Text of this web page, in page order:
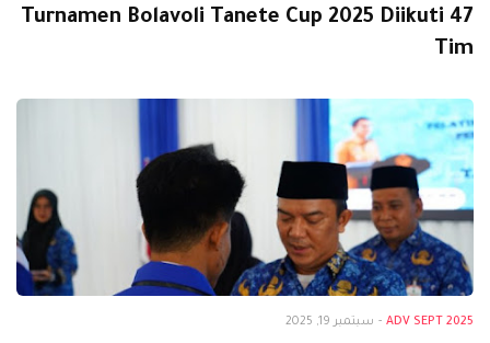
Turnamen Bolavoli Tanete Cup 2025 Diikuti 47
Tim
ADV SEPT 2025
- سبتمبر 19, 2025